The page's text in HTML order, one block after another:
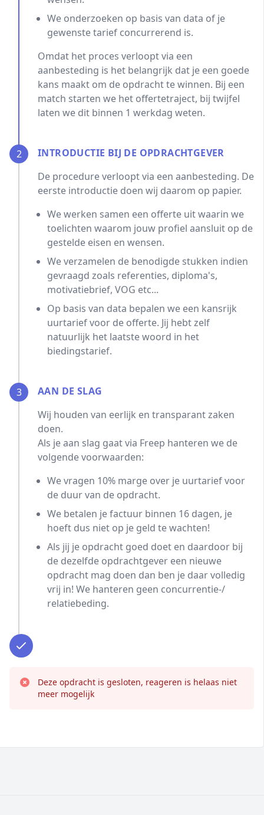
We onderzoeken op basis van data of je
gewenste tarief concurrerend is.
Omdat het proces verloopt via een
aanbesteding is het belangrijk dat je een goede
kans maakt om de opdracht te winnen. Bij een
match starten we het offertetraject, bij twijfel
laten we dit binnen 1 werkdag weten.
2
INTRODUCTIE BIJ DE OPDRACHTGEVER
De procedure verloopt via een aanbesteding. De
eerste introductie doen wij daarom op papier.
We werken samen een offerte uit waarin we
toelichten waarom jouw profiel aansluit op de
gestelde eisen en wensen.
We verzamelen de benodigde stukken indien
gevraagd zoals referenties, diploma's,
motivatiebrief, VOG etc...
Op basis van data bepalen we een kansrijk
uurtarief voor de offerte. Jij hebt zelf
natuurlijk het laatste woord in het
biedingstarief.
3
AAN DE SLAG
Wij houden van eerlijk en transparant zaken
doen.
Als je aan slag gaat via Freep hanteren we de
volgende voorwaarden:
We vragen 10% marge over je uurtarief voor
de duur van de opdracht.
We betalen je factuur binnen 16 dagen, je
hoeft dus niet op je geld te wachten!
Als jij je opdracht goed doet en daardoor bij
de dezelfde opdrachtgever een nieuwe
opdracht mag doen dan ben je daar volledig
vrij in! We hanteren geen concurrentie-/
relatiebeding.
Deze opdracht is gesloten, reageren is helaas niet
meer mogelijk